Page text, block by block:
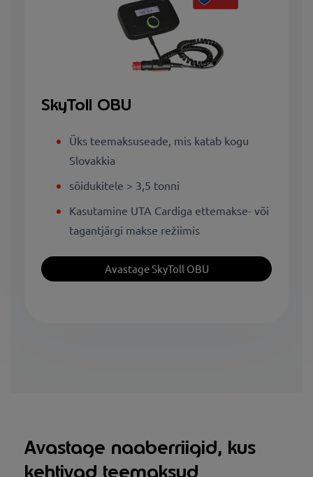
SkyToll OBU
Üks teemaksuseade, mis katab kogu
Slovakkia
sõidukitele > 3,5 tonni
Kasutamine UTA Cardiga ettemakse- või
tagantjärgi makse režiimis
Avastage SkyToll OBU
Avastage naaberriigid, kus
kehtivad teemaksud